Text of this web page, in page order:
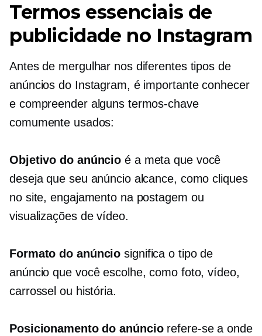
Termos essenciais de
publicidade no Instagram
Antes de mergulhar nos diferentes tipos de
anúncios do Instagram, é importante conhecer
e compreender alguns termos-chave
comumente usados:
Objetivo do anúncio é a meta que você
deseja que seu anúncio alcance, como cliques
no site, engajamento na postagem ou
visualizações de vídeo.
Formato do anúncio significa o tipo de
anúncio que você escolhe, como foto, vídeo,
carrossel ou história.
Posicionamento do anúnciorefere-se a onde